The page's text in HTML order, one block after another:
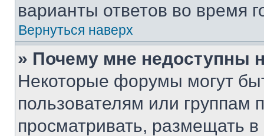
варианты ответов во время
Вернуться наверх
» Почему мне недоступны
Некоторые форумы могут
пользователям или группам
просматривать, размещать